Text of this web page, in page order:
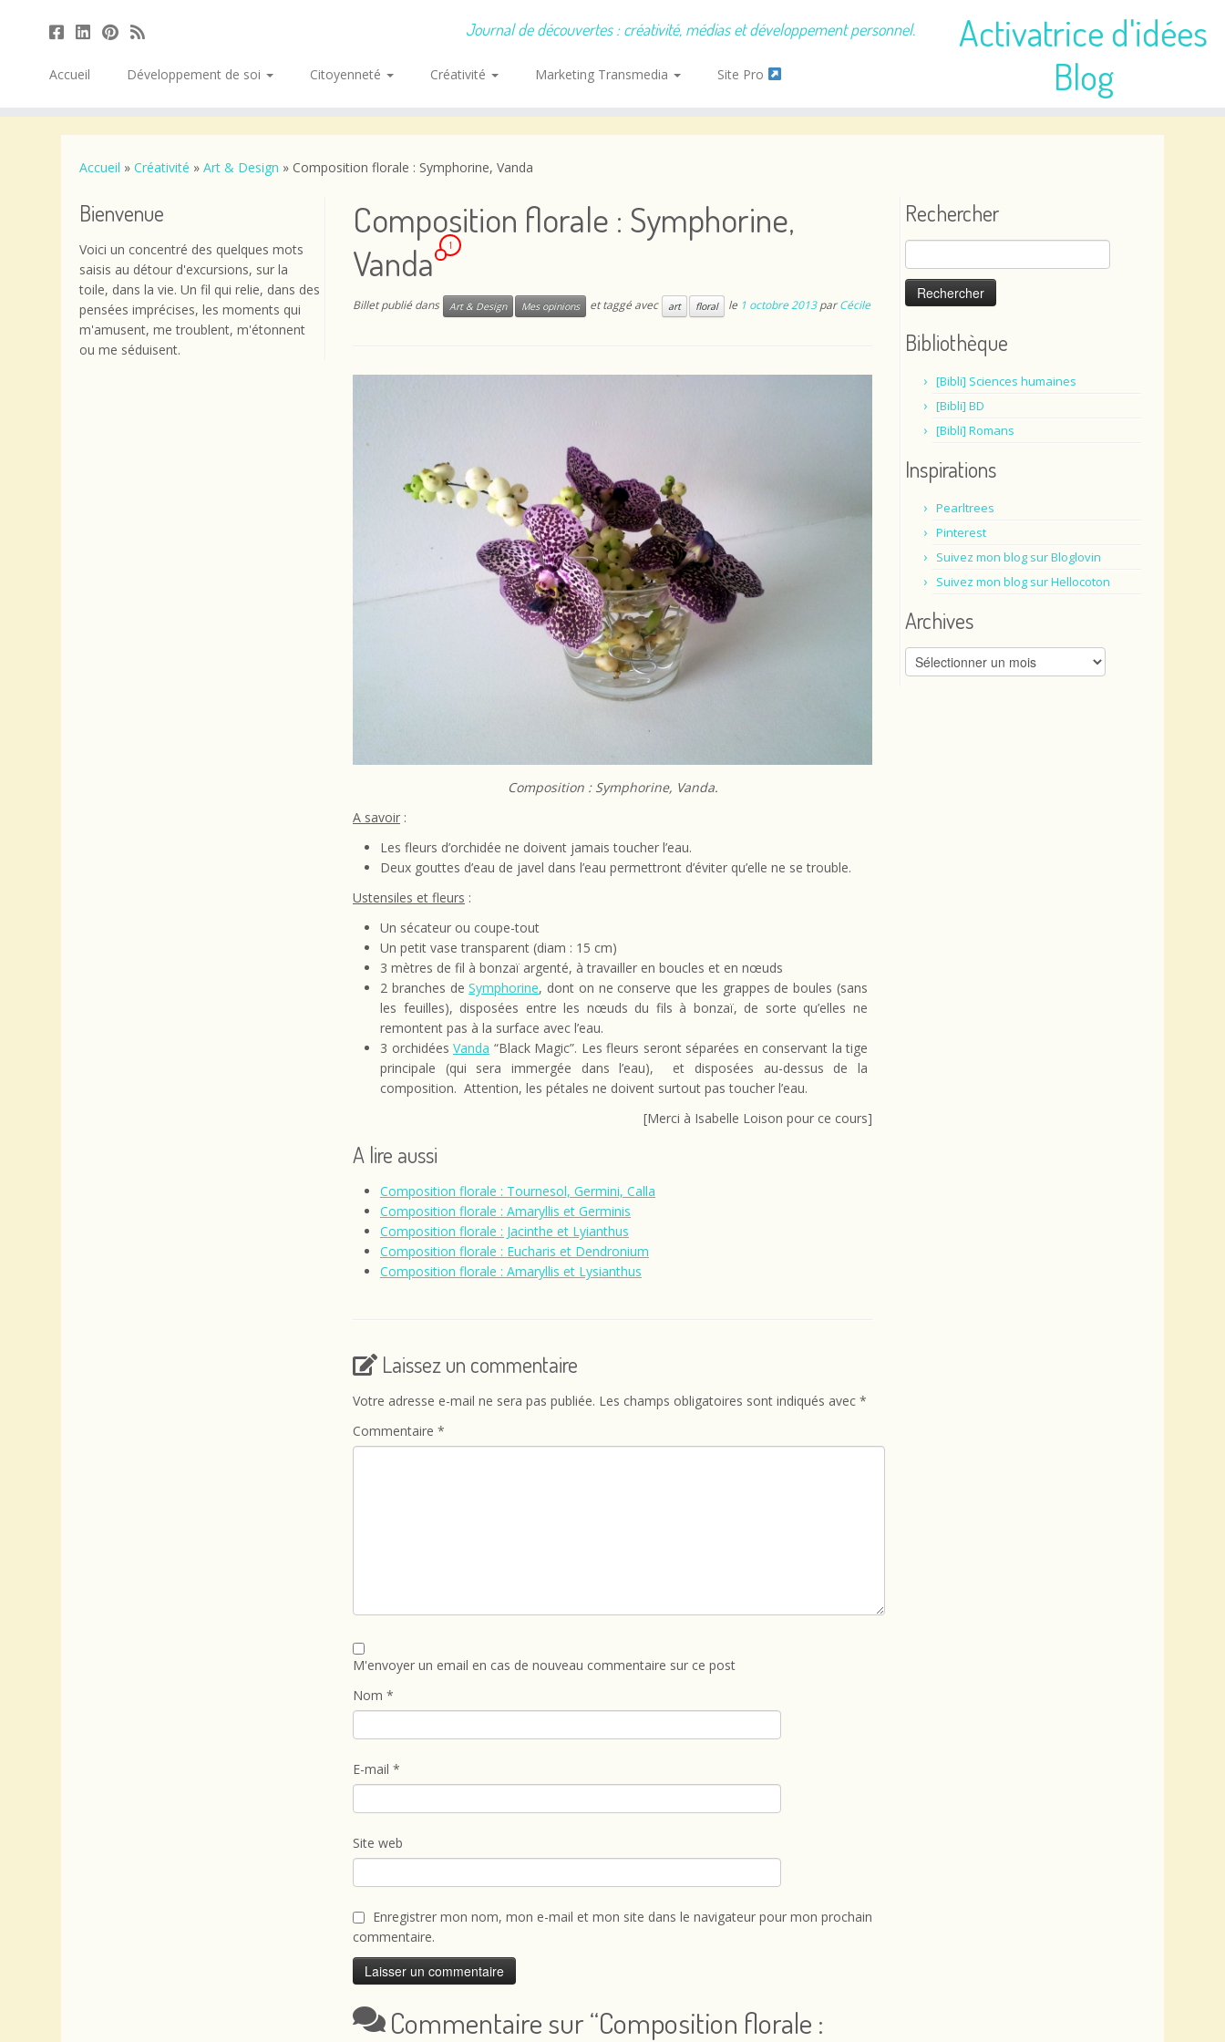
Activatrice d'idées
Blog
Journal de découvertes : créativité, médias et développement personnel.
Accueil Développement de soi Citoyenneté Créativité Marketing Transmedia Site Pro
Accueil » Créativité » Art & Design » Composition florale : Symphorine, Vanda
Bienvenue
Voici un concentré des quelques mots
saisis au détour d'excursions, sur la
toile, dans la vie. Un fil qui relie, dans des
pensées imprécises, les moments qui
m'amusent, me troublent, m'étonnent
ou me séduisent.
Composition florale : Symphorine,
Vanda
1
Billet publié dans Art & Design Mes opinions et taggé avec art floral le 1 octobre 2013 parCécile
Composition : Symphorine, Vanda.
A savoir :
Les fleurs d’orchidée ne doivent jamais toucher l’eau.
Deux gouttes d’eau de javel dans l’eau permettront d’éviter qu’elle ne se trouble.
Ustensiles et fleurs :
Un sécateur ou coupe-tout
Un petit vase transparent (diam : 15 cm)
3 mètres de fil à bonzaï argenté, à travailler en boucles et en nœuds
2 branches deSymphorine, dont on ne conserve que les grappes de boules (sans
les feuilles), disposées entre les nœuds du fils à bonzaï, de sorte qu’elles ne
remontent pas à la surface avec l’eau.
3 orchidées Vanda “Black Magic”. Les fleurs seront séparées en conservant la tige
principale (qui sera immergée dans l’eau), et disposées au-dessus de la
composition. Attention, les pétales ne doivent surtout pas toucher l’eau.
[Merci à Isabelle Loison pour ce cours]
A lire aussi
Composition florale : Tournesol, Germini, Calla
Composition florale : Amaryllis et Germinis
Composition florale : Jacinthe et Lyianthus
Composition florale : Eucharis et Dendronium
Composition florale : Amaryllis et Lysianthus
Laissez un commentaire
Votre adresse e-mail ne sera pas publiée. Les champs obligatoires sont indiqués avec *
Commentaire *
M'envoyer un email en cas de nouveau commentaire sur ce post
Nom *
E-mail *
Site web
Enregistrer mon nom, mon e-mail et mon site dans le navigateur pour mon prochain
commentaire.
Commentaire sur “Composition florale :
Rechercher
Rechercher :
Bibliothèque
[Bibli] Sciences humaines
[Bibli] BD
[Bibli] Romans
Inspirations
Pearltrees
Pinterest
Suivez mon blog sur Bloglovin
Suivez mon blog sur Hellocoton
Archives
Archives